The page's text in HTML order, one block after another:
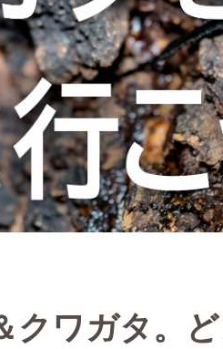
クワガタ。